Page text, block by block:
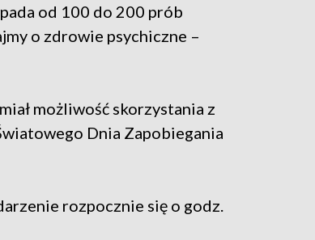
od 100 do 200 prób
o zdrowie psychiczne –
możliwość skorzystania z
Dnia Zapobiegania
rozpocznie się o godz.